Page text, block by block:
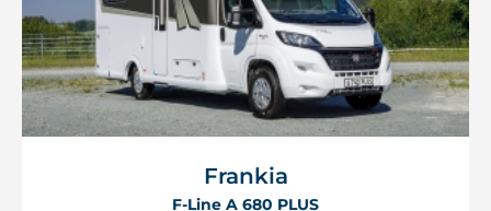
Frankia
F-Line A 680 PLUS